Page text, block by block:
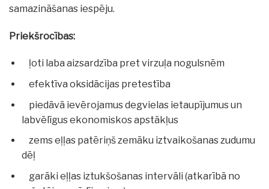
samazināšanas iespēju.
Priekšrocības:
ļoti laba aizsardzība pret virzuļa nogulsnēm
efektīva oksidācijas pretestība
piedāvā ievērojamus degvielas ietaupījumus un
labvēlīgus ekonomiskos apstākļus
zems eļļas patēriņš zemāku iztvaikošanas zudumu
dēļ
garāki eļļas iztukšošanas intervāli (atkarībā no